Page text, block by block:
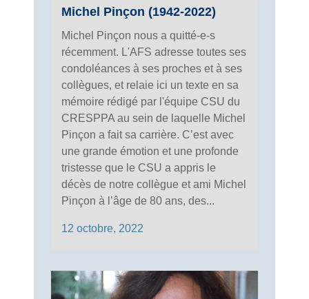
Michel Pinçon (1942-2022)
Michel Pinçon nous a quitté-e-s
récemment. L'AFS adresse toutes ses
condoléances à ses proches et à ses
collègues, et relaie ici un texte en sa
mémoire rédigé par l'équipe CSU du
CRESPPA au sein de laquelle Michel
Pinçon a fait sa carrière. C’est avec
une grande émotion et une profonde
tristesse que le CSU a appris le
décès de notre collègue et ami Michel
Pinçon à l’âge de 80 ans, des...
12 octobre, 2022